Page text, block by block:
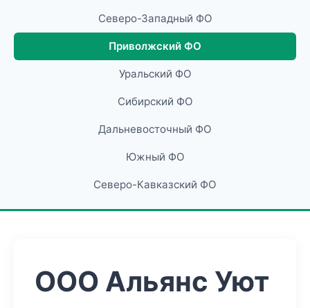
Северо-Западный ФО
Приволжский ФО
Уральский ФО
Сибирский ФО
Дальневосточный ФО
Южный ФО
Северо-Кавказский ФО
ООО Альянс Уют